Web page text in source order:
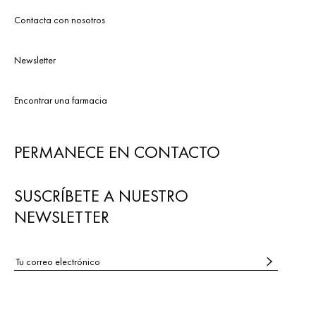
Contacta con nosotros
Newsletter
Encontrar una farmacia
PERMANECE EN CONTACTO
SUSCRÍBETE A NUESTRO
NEWSLETTER